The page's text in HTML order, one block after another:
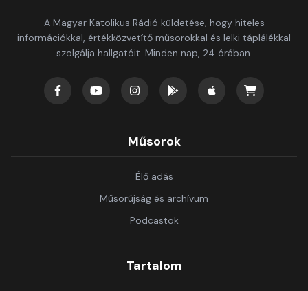
A Magyar Katolikus Rádió küldetése, hogy hiteles
információkkal, értékközvetítő műsorokkal és lelki táplálékkal
szolgálja hallgatóit. Minden nap, 24 órában.
Műsorok
Élő adás
Műsorújság és archívum
Podcastok
Tartalom